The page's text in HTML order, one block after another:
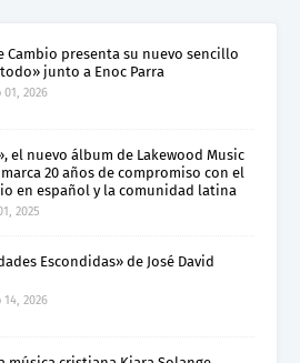
Cambio presenta su nuevo sencillo
junto a Enoc Parra
2026
el nuevo álbum de Lakewood Music
20 años de compromiso con el
en español y la comunidad latina
2025
Escondidas» de José David
2026